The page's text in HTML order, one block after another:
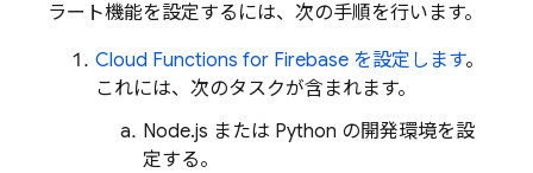
ラート機能を設定するには、次の手順を行います。
Cloud Functions for Firebase を設定します。
これには、次のタスクが含まれます。
Node.js または Python の開発環境を設
定する。